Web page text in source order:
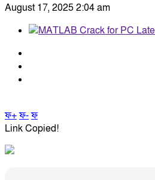
August 17, 2025 2:04 am
ফ+ফ-ফ
Link Copied!